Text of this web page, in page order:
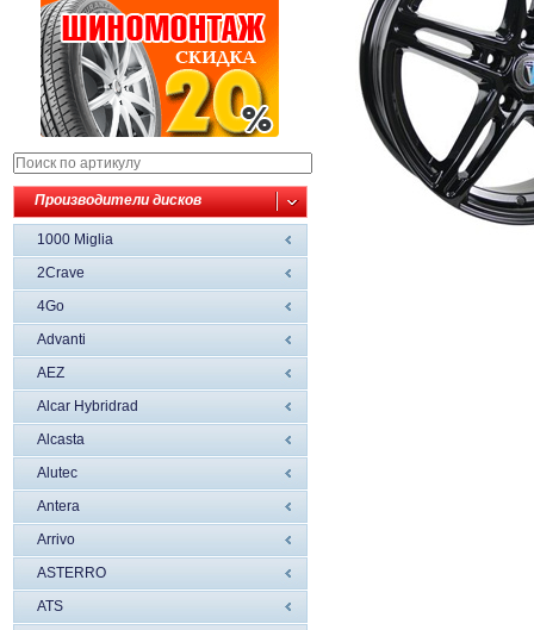
Производители дисков
1000 Miglia
2Crave
4Go
Advanti
AEZ
Alcar Hybridrad
Alcasta
Alutec
Antera
Arrivo
ASTERRO
ATS